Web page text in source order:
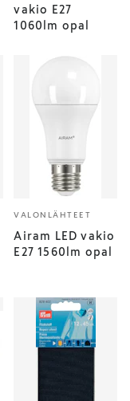
vakio E27
1060lm opal
VALONLÄHTEET
Airam LED vakio
E27 1560lm opal